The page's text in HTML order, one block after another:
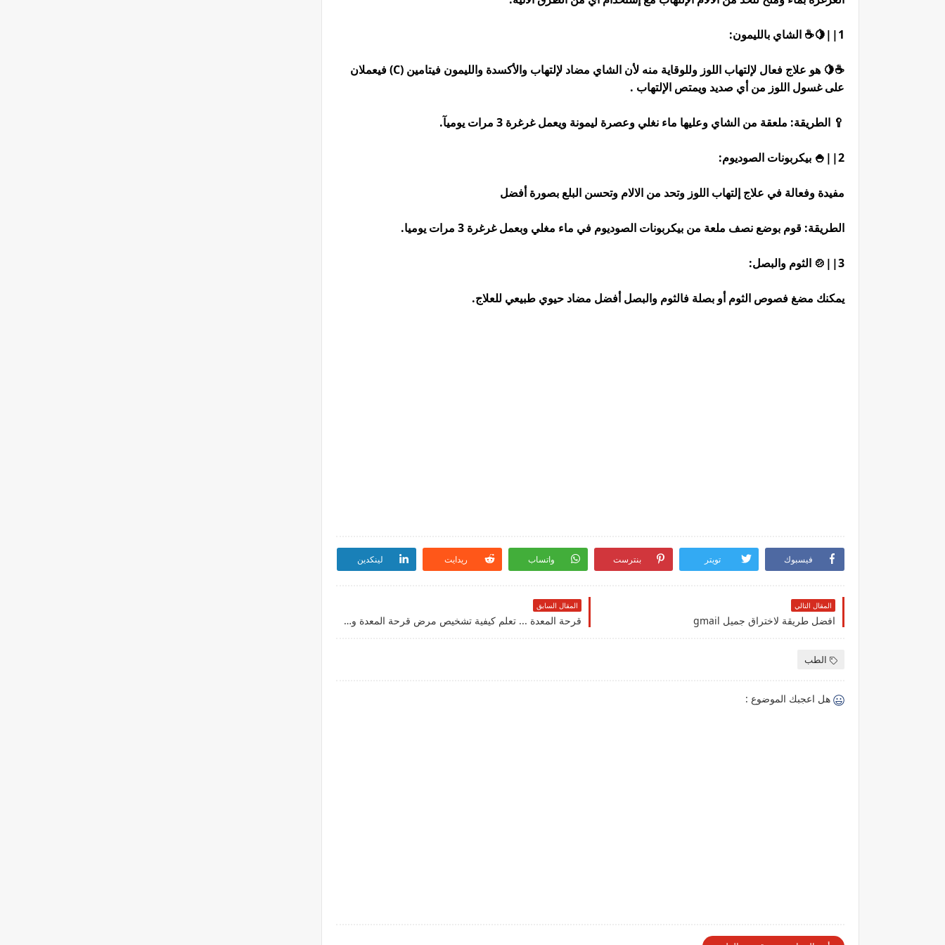
1||🍋☕️ الشاي بالليمون:
☕️🍋 هو علاج فعال لإلتهاب اللوز وللوقاية منه لأن الشاي مضاد لإلتهاب والأكسدة والليمون فيتامين (C) فيعملان
على غسول اللوز من أي صديد ويمتص الإلتهاب .
🥄 الطريقة: ملعقة من الشاي وعليها ماء نغلي وعصرة ليمونة ويعمل غرغرة 3 مرات يوميآ.
2||🍚 بيكربونات الصوديوم:
مفيدة وفعالة في علاج إلتهاب اللوز وتحد من الالام وتحسن البلع بصورة أفضل
الطريقة: قوم بوضع نصف ملعة من بيكربونات الصوديوم في ماء مغلي وبعمل غرغرة 3 مرات يوميا.
3||🍲 الثوم والبصل:
يمكنك مضغ فصوص الثوم أو بصلة فالثوم والبصل أفضل مضاد حيوي طبيعي للعلاج.
فيسبوك تويتر بنترست واتساب ريدايت لينكدين
المقال التالي
افضل طريقة لاختراق جميل gmail
المقال السابق
قرحة المعدة ... تعلم كيفية تشخيص مرض قرحة المعدة وأسبابها وأعراضها وعلاجها في هذا المقال ...
الطب
هل اعجبك الموضوع :